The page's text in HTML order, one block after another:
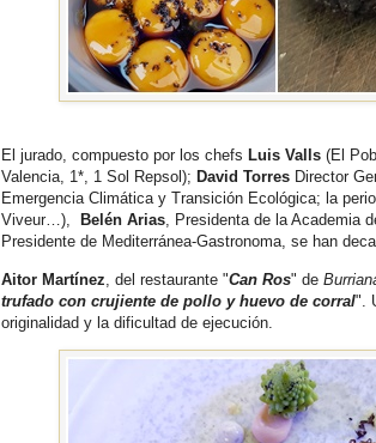
El jurado, compuesto por los chefs Luis Valls (El
Valencia, 1*, 1 Sol Repsol); David Torres Director
Emergencia Climática y Transición Ecológica; la
Viveur…),
Belén Arias, Presidenta de la Academia
Presidente de Mediterránea-Gastronoma, se han
Aitor Martínez , del restaurante "Can Ros" de
trufado con crujiente de pollo y huevo de corral".
originalidad y la dificultad de ejecución.